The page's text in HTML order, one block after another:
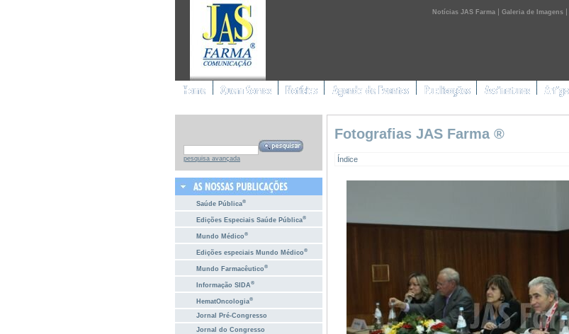
Notícias JAS Farma | Galeria de Imagens |
pesquisa avançada
Saúde Pública®
Edições Especiais Saúde Pública®
Mundo Médico®
Edições especiais Mundo Médico®
Mundo Farmacêutico®
Informação SIDA®
HematOncologia®
Jornal Pré-Congresso
Jornal do Congresso
Fotografias JAS Farma ®
Índice